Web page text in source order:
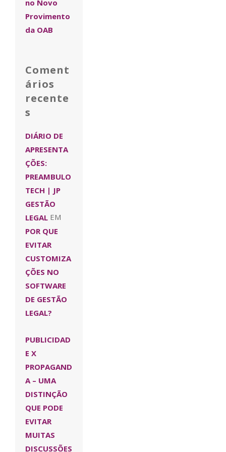
no Novo
Provimento
da OAB
Coment
ários
recente
s
DIÁRIO DE
APRESENTA
ÇÕES:
PREAMBULO
TECH | JP
GESTÃO
LEGAL EM
POR QUE
EVITAR
CUSTOMIZA
ÇÕES NO
SOFTWARE
DE GESTÃO
LEGAL?
PUBLICIDAD
E X
PROPAGAND
A – UMA
DISTINÇÃO
QUE PODE
EVITAR
MUITAS
DISCUSSÕES